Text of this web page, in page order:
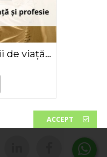
Gheorghe Hagi. Principii de viață și profesie(2019)
ACCEPT